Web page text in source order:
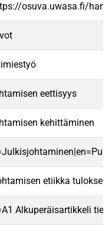
osuva.uwasa.fi/
eettisyys
kehittäminen
etiikka
Alkuperäisartikkeli